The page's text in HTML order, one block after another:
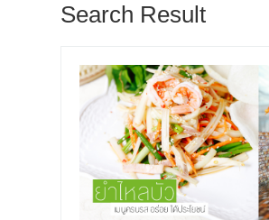
Search Result